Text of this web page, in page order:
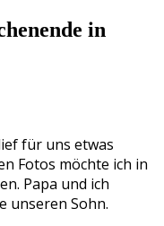
in
für uns etwas
Fotos möchte ich in
Papa und ich
unseren Sohn.